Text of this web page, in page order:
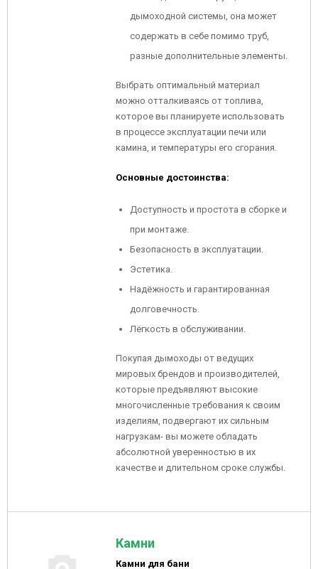
дымоходной системы, она может
содержать в себе помимо труб,
разные дополнительные элементы.
Выбрать оптимальный материал
можно отталкиваясь от топлива,
которое вы планируете использовать
в процессе эксплуатации печи или
камина, и температуры его сгорания.
Основные достоинства:
Доступность и простота в сборке и
при монтаже.
Безопасность в эксплуатации.
Эстетика.
Надёжность и гарантированная
долговечность.
Лёгкость в обслуживании.
Покупая дымоходы от ведущих
мировых брендов и производителей,
которые предъявляют высокие
многочисленные требования к своим
изделиям, подвергают их сильным
нагрузкам- вы можете обладать
абсолютной уверенностью в их
качестве и длительном сроке службы.
Камни
Камни для бани